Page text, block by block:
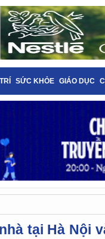
SỨC KHỎE GIÁO DỤC
tại Hà Nội